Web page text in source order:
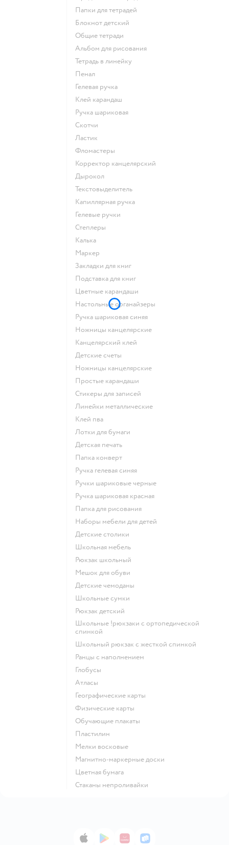
Папки для тетрадей
Блокнот детский
Общие тетради
Альбом для рисования
Тетрадь в линейку
Пенал
Гелевая ручка
Клей карандаш
Ручка шариковая
Скотчи
Ластик
Фломастеры
Корректор канцелярский
Дырокол
Текстовыделитель
Капиллярная ручка
Гелевые ручки
Степлеры
Калька
Маркер
Закладки для книг
Подставка для книг
Цветные карандаши
Настольные органайзеры
Ручка шариковая синяя
Ножницы канцелярские
Канцелярский клей
Детские счеты
Ножницы канцелярские
Простые карандаши
Стикеры для записей
Линейки металлические
Клей пва
Лотки для бумаги
Детская печать
Папка конверт
Ручка гелевая синяя
Ручки шариковые черные
Ручка шариковая красная
Папка для рисования
Наборы мебели для детей
Детские столики
Школьная мебель
Рюкзак школьный
Мешок для обуви
Детские чемоданы
Школьные сумки
Рюкзак детский
Школьные !рюкзаки с ортопедической
спинкой
Школьный рюкзак с жесткой спинкой
Ранцы с наполнением
Глобусы
Атласы
Географические карты
Физические карты
Обучающие плакаты
Пластилин
Мелки восковые
Магнитно-маркерные доски
Цветная бумага
Стаканы непроливайки
App StoreGoogle Play
AppGallery
RuStore